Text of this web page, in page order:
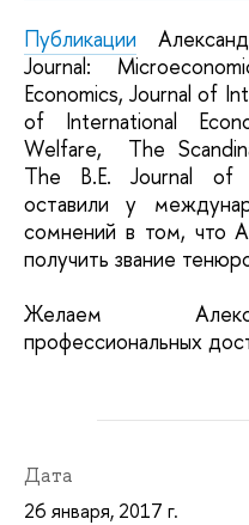
Публикации
Journal:
Economics, Journal of
of International
Welfare, The
The B.E. Journal of
оставили у
сомнений в том, что
получить звание
Желаем
профессиональных
Дата
26 января, 2017 г.